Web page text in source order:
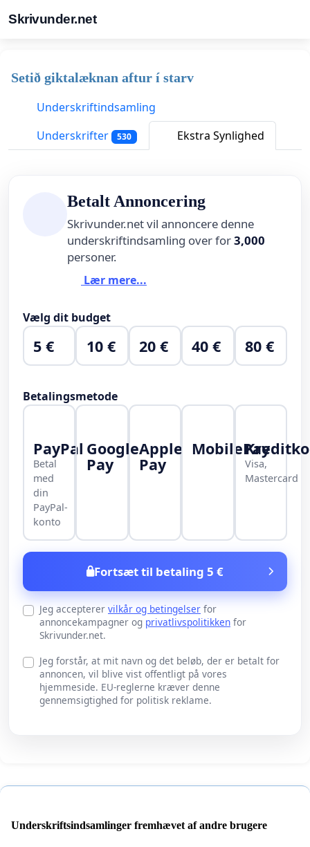
Skrivunder.net
Setið giktalæknan aftur í starv
Underskriftindsamling
Underskrifter
530 Ekstra Synlighed
Betalt Annoncering
Skrivunder.net vil annoncere denne
underskriftindsamling over for3,000
personer.
Lær mere...
Vælg dit budget
5 € 10 € 20 € 40 € 80 €
Betalingsmetode
PayPal
Betal
med
din
PayPal-
konto
Google
Pay
Apple
Pay
MobilePay
Visa,
Mastercard
Fortsæt til betaling 5 €
Jeg accepterer vilkår og betingelser for
annoncekampagner og privatlivspolitikken for
Skrivunder.net.
Jeg forstår, at mit navn og det beløb, der er betalt for
annoncen, vil blive vist offentligt på vores
hjemmeside. EU-reglerne kræver denne
gennemsigtighed for politisk reklame.
Underskriftsindsamlinger fremhævet af andre brugere